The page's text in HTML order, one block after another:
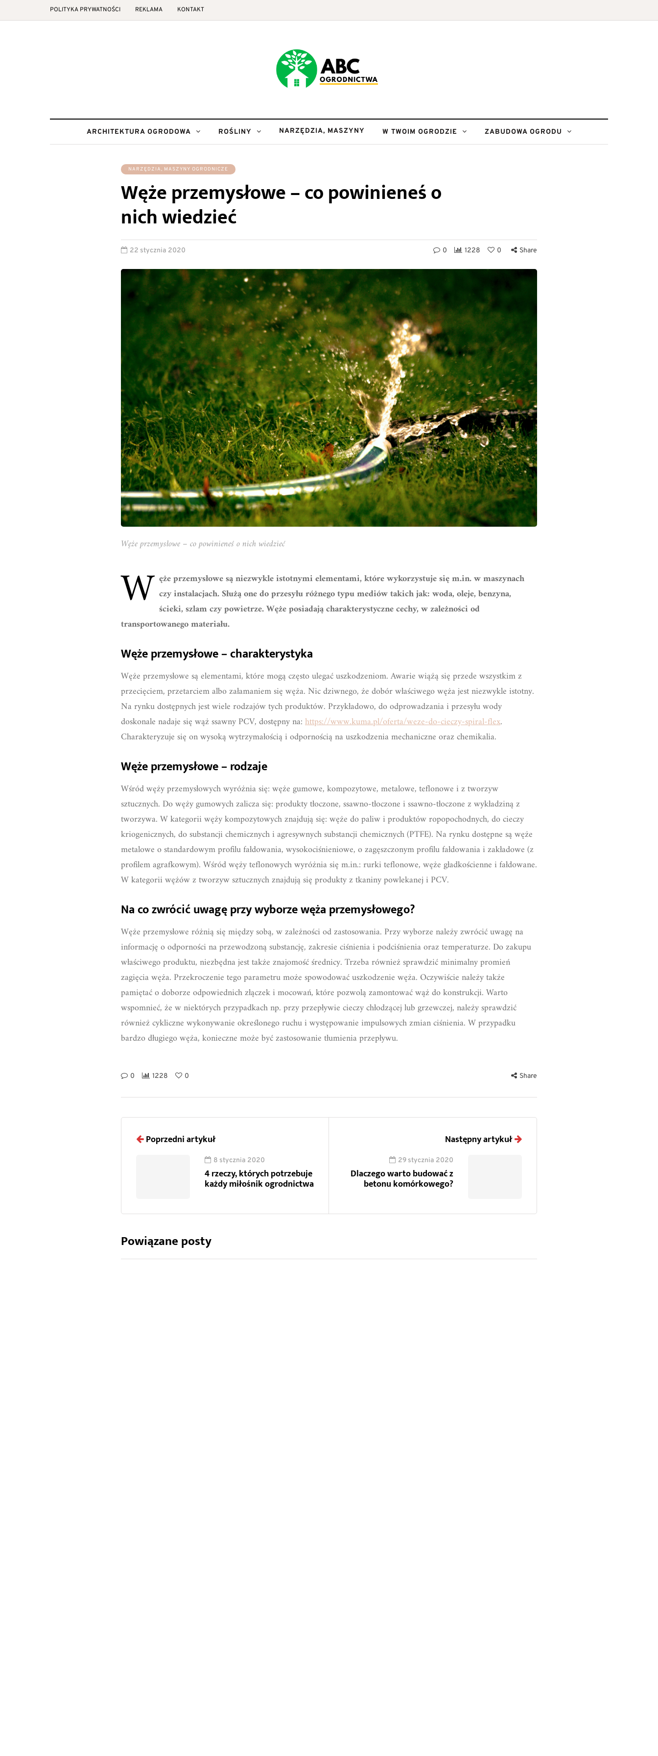
POLITYKA PRYWATNOŚCI REKLAMA KONTAKT
ARCHITEKTURA OGRODOWA ROŚLINY NARZĘDZIA, MASZYNY W TWOIM OGRODZIE ZABUDOWA OGRODU
NARZĘDZIA, MASZYNY OGRODNICZE
Węże przemysłowe – co powinieneś o
nich wiedzieć
22 stycznia 2020 0 1228 0 Share
Węże przemysłowe – co powinieneś o nich wiedzieć
W ęże przemysłowe są niezwykle istotnymi elementami, które wykorzystuje się m.in. w maszynach
czy instalacjach. Służą one do przesyłu różnego typu mediów takich jak: woda, oleje, benzyna,
ścieki, szlam czy powietrze. Węże posiadają charakterystyczne cechy, w zależności od
transportowanego materiału.
Węże przemysłowe – charakterystyka
Węże przemysłowe są elementami, które mogą często ulegać uszkodzeniom. Awarie wiążą się przede wszystkim z
przecięciem, przetarciem albo załamaniem się węża. Nic dziwnego, że dobór właściwego węża jest niezwykle istotny.
Na rynku dostępnych jest wiele rodzajów tych produktów. Przykładowo, do odprowadzania i przesyłu wody
doskonale nadaje się wąż ssawny PCV, dostępny na:https://www.kuma.pl/oferta/weze-do-cieczy-spiral-flex.
Charakteryzuje się on wysoką wytrzymałością i odpornością na uszkodzenia mechaniczne oraz chemikalia.
Węże przemysłowe – rodzaje
Wśród węży przemysłowych wyróżnia się: węże gumowe, kompozytowe, metalowe, teflonowe i z tworzyw
sztucznych. Do węży gumowych zalicza się: produkty tłoczone, ssawno-tłoczone i ssawno-tłoczone z wykładziną z
tworzywa. W kategorii węży kompozytowych znajdują się: węże do paliw i produktów ropopochodnych, do cieczy
kriogenicznych, do substancji chemicznych i agresywnych substancji chemicznych (PTFE). Na rynku dostępne są węże
metalowe o standardowym profilu fałdowania, wysokociśnieniowe, o zagęszczonym profilu fałdowania i zakładowe (z
profilem agrafkowym). Wśród węży teflonowych wyróżnia się m.in.: rurki teflonowe, węże gładkościenne i fałdowane.
W kategorii wężów z tworzyw sztucznych znajdują się produkty z tkaniny powlekanej i PCV.
Na co zwrócić uwagę przy wyborze węża przemysłowego?
Węże przemysłowe różnią się między sobą, w zależności od zastosowania. Przy wyborze należy zwrócić uwagę na
informację o odporności na przewodzoną substancję, zakresie ciśnienia i podciśnienia oraz temperaturze. Do zakupu
właściwego produktu, niezbędna jest także znajomość średnicy. Trzeba również sprawdzić minimalny promień
zagięcia węża. Przekroczenie tego parametru może spowodować uszkodzenie węża. Oczywiście należy także
pamiętać o doborze odpowiednich złączek i mocowań, które pozwolą zamontować wąż do konstrukcji. Warto
wspomnieć, że w niektórych przypadkach np. przy przepływie cieczy chłodzącej lub grzewczej, należy sprawdzić
również cykliczne wykonywanie określonego ruchu i występowanie impulsowych zmian ciśnienia. W przypadku
bardzo długiego węża, konieczne może być zastosowanie tłumienia przepływu.
0 1228 0 Share
Poprzedni artykuł
8 stycznia 2020
4 rzeczy, których potrzebuje
każdy miłośnik ogrodnictwa
Następny artykuł
29 stycznia 2020
Dlaczego warto budować z
betonu komórkowego?
Powiązane posty